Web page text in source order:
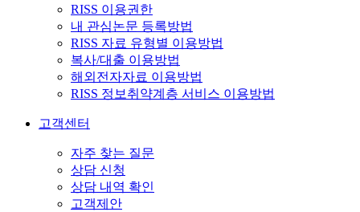
RISS 이용권한
내 관심논문 등록방법
RISS 자료 유형별 이용방법
복사/대출 이용방법
해외전자자료 이용방법
RISS 정보취약계층 서비스 이용방법
고객센터
자주 찾는 질문
상담 신청
상담 내역 확인
고객제안